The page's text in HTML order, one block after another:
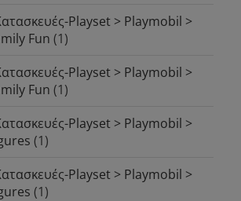
Playset > Playmobil >
Fun (1)
Playset > Playmobil >
Fun (1)
Playset > Playmobil >
(1)
Playset > Playmobil >
(1)